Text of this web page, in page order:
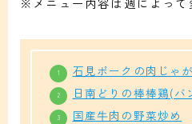
石見ポークの肉じゃが
日南どりの棒棒鶏(バ
国産牛肉の野菜炒め